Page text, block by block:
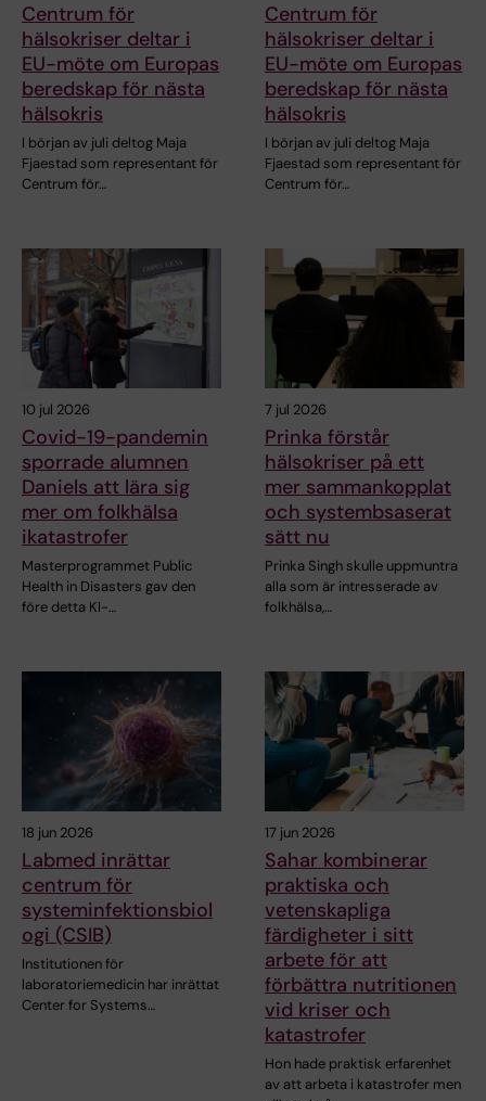
Centrum för
hälsokriser deltar i
EU-möte om Europas
beredskap för nästa
hälsokris
I början av juli deltog Maja
Fjaestad som representant för
Centrum för…
Centrum för
hälsokriser deltar i
EU-möte om Europas
beredskap för nästa
hälsokris
I början av juli deltog Maja
Fjaestad som representant för
Centrum för…
10 jul 2026
Covid-19-pandemin
sporrade alumnen
Daniels att lära sig
mer om folkhälsa
ikatastrofer
Masterprogrammet Public
Health in Disasters gav den
före detta KI-…
7 jul 2026
Prinka förstår
hälsokriser på ett
mer sammankopplat
och systembsaserat
sätt nu
Prinka Singh skulle uppmuntra
alla som är intresserade av
folkhälsa,…
18 jun 2026
Labmed inrättar
centrum för
systeminfektionsbiol
ogi (CSIB)
Institutionen för
laboratoriemedicin har inrättat
Center for Systems…
17 jun 2026
Sahar kombinerar
praktiska och
vetenskapliga
färdigheter i sitt
arbete för att
förbättra nutritionen
vid kriser och
katastrofer
Hon hade praktisk erfarenhet
av att arbeta i katastrofer men